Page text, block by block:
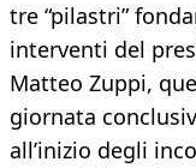
tre “pilastri”
interventi del
Matteo Zuppi,
giornata
all’inizio degli